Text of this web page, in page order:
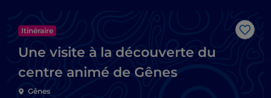
Itinéraire
Une visite à la découverte du
centre animé de Gênes
Gênes